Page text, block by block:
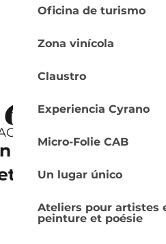
Oficina de turismo
Zona vinícola
Claustro
Experiencia Cyrano
Micro-Folie CAB
Un lugar único
Ateliers pour artistes
peinture et poésie
6
mirage
Dj Set